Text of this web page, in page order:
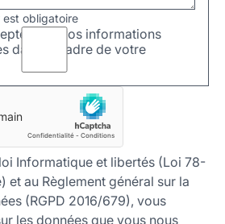
obligatoire
que vos informations
dans le cadre de votre
Informatique et libertés (Loi 78-
et au Règlement général sur la
(RGPD 2016/679), vous
les données que vous nous